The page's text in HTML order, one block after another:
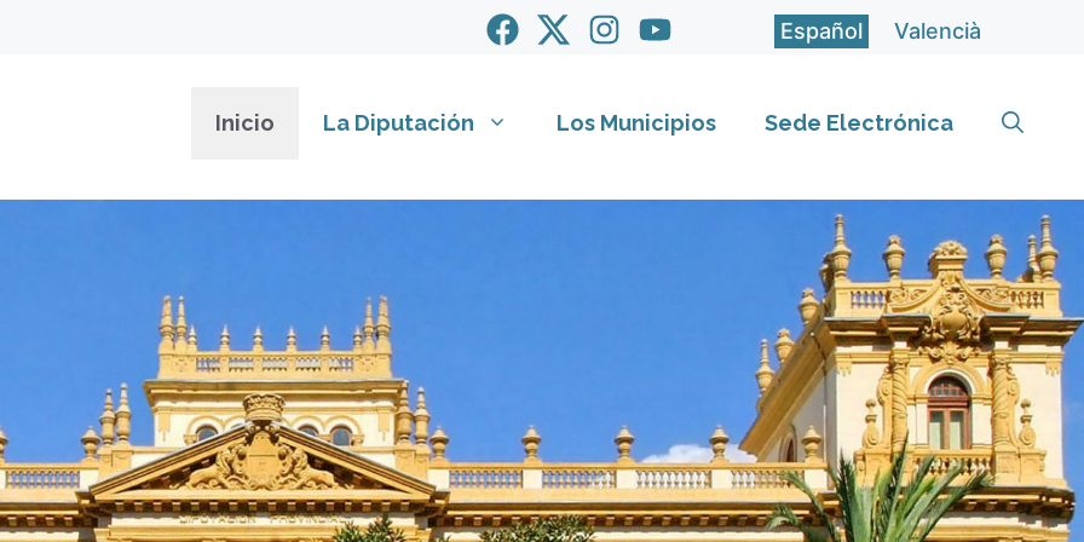
Español Valencià
Inicio La Diputación Los Municipios Sede Electrónica